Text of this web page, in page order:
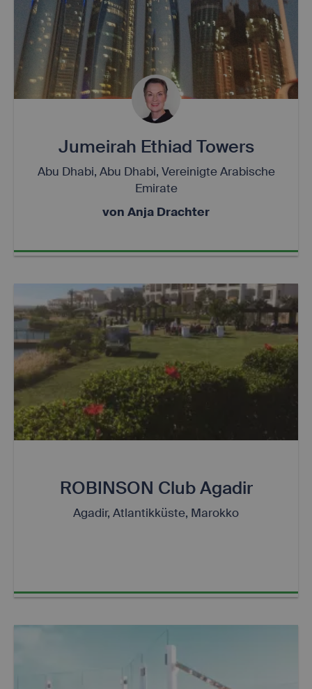
Jumeirah Ethiad Towers
Abu Dhabi, Abu Dhabi, Vereinigte Arabische
Emirate
von Anja Drachter
ROBINSON Club Agadir
Agadir, Atlantikküste, Marokko